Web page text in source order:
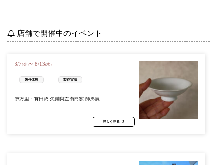
店舗で開催中のイベント
8/7(金)〜 8/13(木)
製作体験 製作実演
伊万里・有田焼 矢鋪與左衛門窯 師弟展
詳しく見る